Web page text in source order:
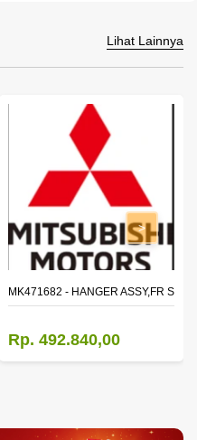
Lihat Lainnya
REVERSE
MK471682 - HANGER ASSY,FR
Rp. 492.840,00
>